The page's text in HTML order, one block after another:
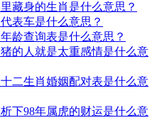
藏身的生肖是什么意思？
表车是什么意思？
龄查询表是什么意思？
的人就是太重感情是什么意
二生肖婚姻配对表是什么意
下98年属虎的财运是什么意